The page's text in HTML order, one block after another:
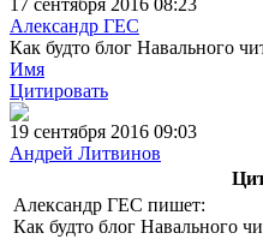
17 сентября 2016 08:23
Александр ГЕС
Как будто блог Навального
Имя
Цитировать
19 сентября 2016 09:03
Андрей Литвинов
Александр ГЕС пишет:
Как будто блог Навального